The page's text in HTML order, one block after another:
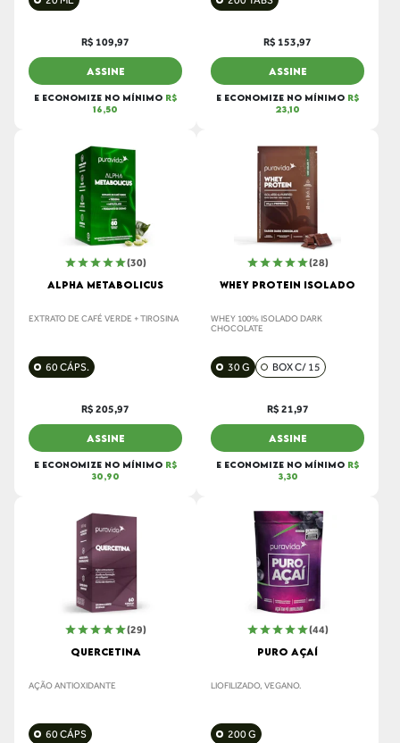
R$ 109,97
ASSINE
E ECONOMIZE NO MÍNIMO R$
16,50
R$ 153,97
ASSINE
E ECONOMIZE NO MÍNIMO R$
23,10
(30)
ALPHA METABOLICUS
EXTRATO DE CAFÉ VERDE + TIROSINA
60 CÁPS.
R$ 205,97
ASSINE
E ECONOMIZE NO MÍNIMO R$
30,90
(28)
WHEY PROTEIN ISOLADO
WHEY 100% ISOLADO DARK
CHOCOLATE
30 G BOX C/ 15
R$ 21,97
ASSINE
E ECONOMIZE NO MÍNIMO R$
3,30
(29)
QUERCETINA
AÇÃO ANTIOXIDANTE
60 CÁPS
(44)
PURO AÇAÍ
LIOFILIZADO, VEGANO.
200 G